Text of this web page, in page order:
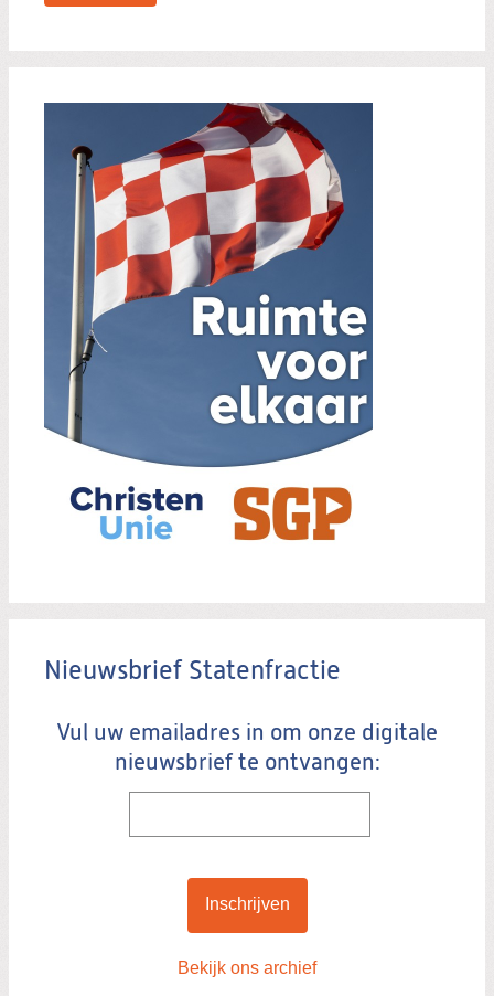
Nieuwsbrief Statenfractie
Vul uw emailadres in om onze digitale
nieuwsbrief te ontvangen:
Bekijk ons archief